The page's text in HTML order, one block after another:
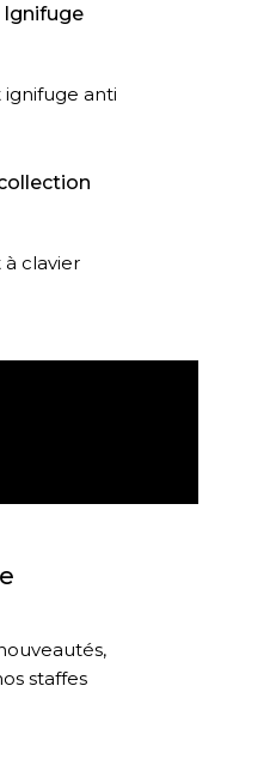
Ignifuge
anti
clavier
staffes